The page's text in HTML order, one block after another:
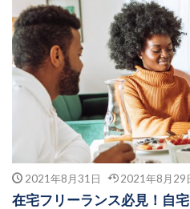
2021年8月31日 2021年8月29
在宅フリーランス必見！自